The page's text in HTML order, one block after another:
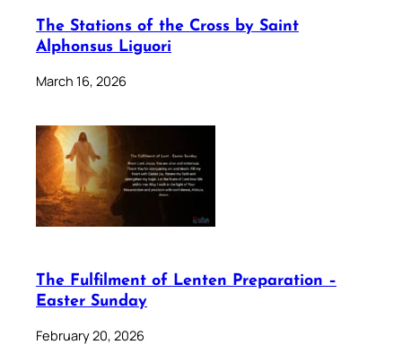
The Stations of the Cross by Saint
Alphonsus Liguori
March 16, 2026
The Fulfilment of Lenten Preparation –
Easter Sunday
February 20, 2026